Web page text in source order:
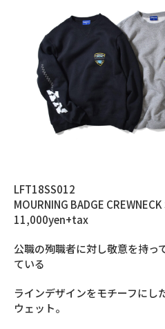
LFT18SS012
MOURNING BADGE
11,000yen+tax
公職の殉職者に対し敬意を持っ
ている
ラインデザインをモチーフにし
ウェット。